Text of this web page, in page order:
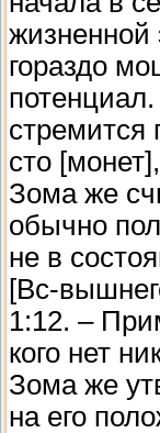
жизненной
гораздо
стремится
сто
Зома же
обычно
не в
[Вс-
1:12. –
кого нет
Зома же
на его